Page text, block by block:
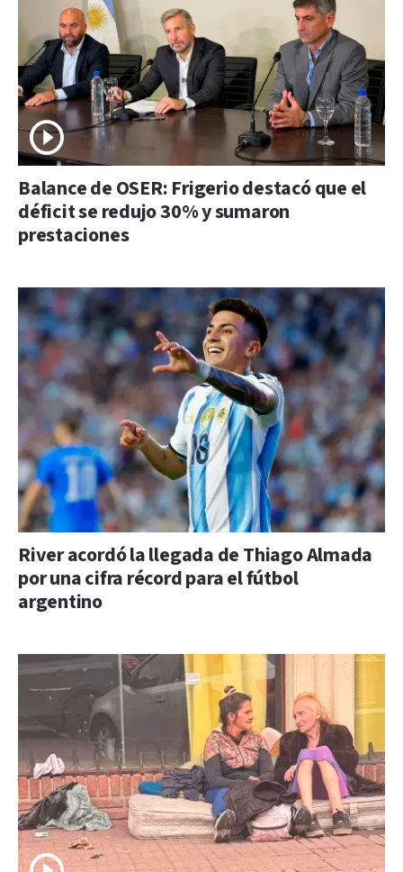
Balance de OSER: Frigerio destacó que el
déficit se redujo 30% y sumaron
prestaciones
River acordó la llegada de Thiago Almada
por una cifra récord para el fútbol
argentino